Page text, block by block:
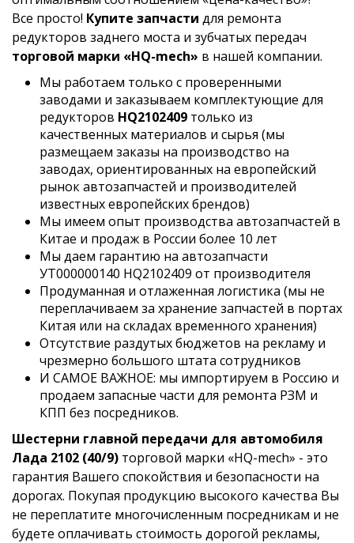
Все просто! Купите запчасти для ремонта
редукторов заднего моста и зубчатых передач
торговой марки «HQ-mech» в нашей компании.
Мы работаем только с проверенными
заводами и заказываем комплектующие для
редукторов HQ2102409 только из
качественных материалов и сырья (мы
размещаем заказы на производство на
заводах, ориентированных на европейский
рынок автозапчастей и производителей
известных европейских брендов)
Мы имеем опыт производства автозапчастей в
Китае и продаж в России более 10 лет
Мы даем гарантию на автозапчасти
УТ000000140 HQ2102409 от производителя
Продуманная и отлаженная логистика (мы не
переплачиваем за хранение запчастей в портах
Китая или на складах временного хранения)
Отсутствие раздутых бюджетов на рекламу и
чрезмерно большого штата сотрудников
И САМОЕ ВАЖНОЕ: мы импортируем в Россию и
продаем запасные части для ремонта РЗМ и
КПП без посредников.
Шестерни главной передачи для автомобиля
Лада 2102 (40/9) торговой марки «HQ-mech» - это
гарантия Вашего спокойствия и безопасности на
дорогах. Покупая продукцию высокого качества Вы
не переплатите многочисленным посредникам и не
будете оплачивать стоимость дорогой рекламы,